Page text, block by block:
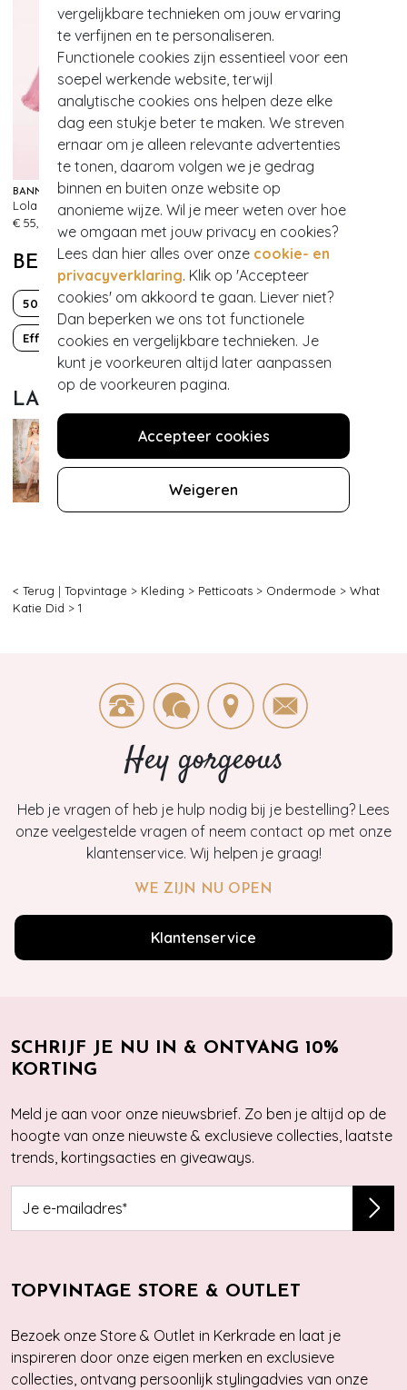
vergelijkbare technieken om jouw ervaring
te verfijnen en te personaliseren.
Functionele cookies zijn essentieel voor een
soepel werkende website, terwijl
analytische cookies ons helpen deze elke
dag een stukje beter te maken. We streven
ernaar om je alleen relevante advertenties
te tonen, daarom volgen we je gedrag
binnen en buiten onze website op
anonieme wijze. Wil je meer weten over hoe
we omgaan met jouw privacy en cookies?
Lees dan hier alles over onze cookie- en
privacyverklaring. Klik op 'Accepteer
cookies' om akkoord te gaan. Liever niet?
Dan beperken we ons tot functionele
cookies en vergelijkbare technieken. Je
kunt je voorkeuren altijd later aanpassen
op de voorkeuren pagina.
Accepteer cookies
Weigeren
BANNED RETRO
Lola Lifeforms petticoat in vintage roze
€ 55,95
609
EXCLUSIEF
Topvintage exclusive ~Layla Cross Over jurk in groen
999+
BEKIJK MEER VAN
50s 60s Classy chic
Effen PinUp Rockabilly
LAATST BEWONDERD
< Terug | Topvintage > Kleding > Petticoats > Ondermode > What
Katie Did > 1
Hey gorgeous
Heb je vragen of heb je hulp nodig bij je bestelling? Lees
onze veelgestelde vragen of neem contact op met onze
klantenservice. Wij helpen je graag!
WE ZIJN NU OPEN
Klantenservice
SCHRIJF JE NU IN & ONTVANG 10%
KORTING
Meld je aan voor onze nieuwsbrief. Zo ben je altijd op de
hoogte van onze nieuwste & exclusieve collecties, laatste
trends, kortingsacties en giveaways.
TOPVINTAGE STORE & OUTLET
Bezoek onze Store & Outlet in Kerkrade en laat je
inspireren door onze eigen merken en exclusieve
collecties, ontvang persoonlijk stylingadvies van onze